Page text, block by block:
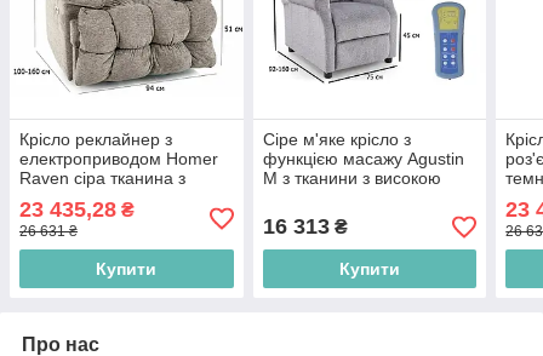
Крісло реклайнер з
електроприводом Homer
Raven сіра тканина з
функцією гойдання та
USB портом
23 435,28 ₴
26 631 ₴
Купити
Сіре м'яке крісло з
функцією масажу Agustin
M з тканини з високою
вітальню
16 313₴
Купити
23
26
Про нас